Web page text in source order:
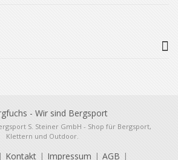
S. Steiner GmbH - Shop für Bergsport,
Klettern und Outdoor.
Kontakt Impressum
AGB